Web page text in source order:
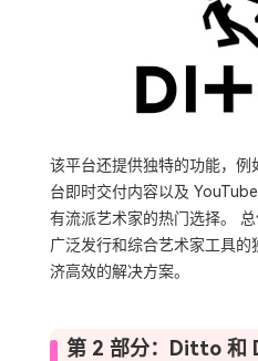
该平台还提供独特的功能，
台即时交付内容以及
有流派艺术家的热门选择。
广泛发行和综合艺术家工具
济高效的解决方案。
第 2 部分：Ditto 和